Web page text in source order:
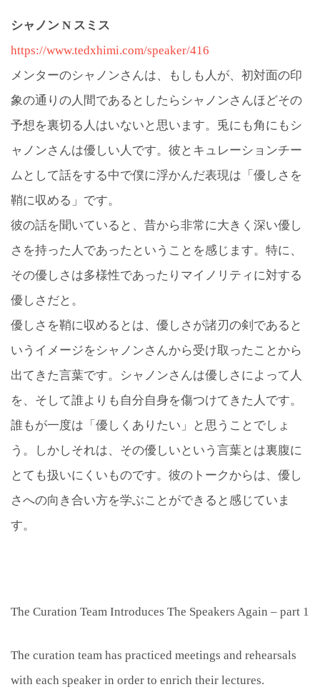
シャノン N スミス
https://www.tedxhimi.com/speaker/416
メンターのシャノンさんは、もしも人が、初対面の印
象の通りの人間であるとしたらシャノンさんほどその
予想を裏切る人はいないと思います。兎にも角にもシ
ャノンさんは優しい人です。彼とキュレーションチー
ムとして話をする中で僕に浮かんだ表現は「優しさを
鞘に収める」です。
彼の話を聞いていると、昔から非常に大きく深い優し
さを持った人であったということを感じます。特に、
その優しさは多様性であったりマイノリティに対する
優しさだと。
優しさを鞘に収めるとは、優しさが諸刃の剣であると
いうイメージをシャノンさんから受け取ったことから
出てきた言葉です。シャノンさんは優しさによって人
を、そして誰よりも自分自身を傷つけてきた人です。
誰もが一度は「優しくありたい」と思うことでしょ
う。しかしそれは、その優しいという言葉とは裏腹に
とても扱いにくいものです。彼のトークからは、優し
さへの向き合い方を学ぶことができると感じていま
す。
The Curation Team Introduces The Speakers Again – part 1
The curation team has practiced meetings and rehearsals
with each speaker in order to enrich their lectures.